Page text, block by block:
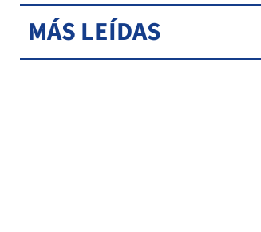
MÁS LEÍDAS